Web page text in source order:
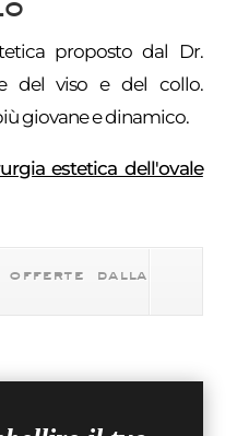
proposto dal Dr.
del viso e del collo.
giovane e dinamico.
estetica dell'ovale
offerte dalla